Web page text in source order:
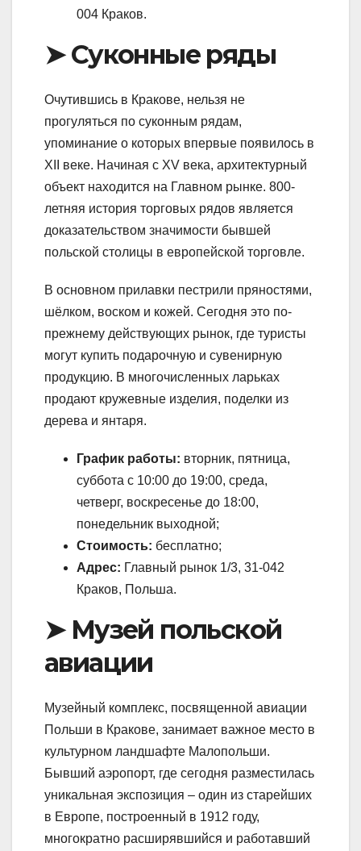
004 Краков.
➤ Суконные ряды
Очутившись в Кракове, нельзя не
прогуляться по суконным рядам,
упоминание о которых впервые появилось в
XII веке. Начиная с XV века, архитектурный
объект находится на Главном рынке. 800-
летняя история торговых рядов является
доказательством значимости бывшей
польской столицы в европейской торговле.
В основном прилавки пестрили пряностями,
шёлком, воском и кожей. Сегодня это по-
прежнему действующих рынок, где туристы
могут купить подарочную и сувенирную
продукцию. В многочисленных ларьках
продают кружевные изделия, поделки из
дерева и янтаря.
График работы: вторник, пятница,
суббота с 10:00 до 19:00, среда,
четверг, воскресенье до 18:00,
понедельник выходной;
Стоимость: бесплатно;
Адрес: Главный рынок 1/3, 31-042
Краков, Польша.
➤ Музей польской
авиации
Музейный комплекс, посвященной авиации
Польши в Кракове, занимает важное место в
культурном ландшафте Малопольши.
Бывший аэропорт, где сегодня разместилась
уникальная экспозиция – один из старейших
в Европе, построенный в 1912 году,
многократно расширявшийся и работавший